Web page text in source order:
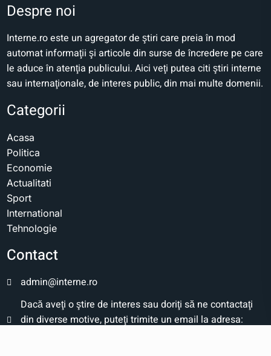
Despre noi
Interne.ro este un agregator de ştiri care preia în mod
automat informaţii şi articole din surse de încredere pe care
le aduce în atenţia publicului. Aici veţi putea citi ştiri interne
sau internaţionale, de interes public, din mai multe domenii.
Categorii
Acasa
Politica
Economie
Actualitati
Sport
International
Tehnologie
Contact
admin@interne.ro
Dacă aveţi o ştire de interes sau doriţi să ne contactaţi
din diverse motive, puteţi trimite un email la adresa: